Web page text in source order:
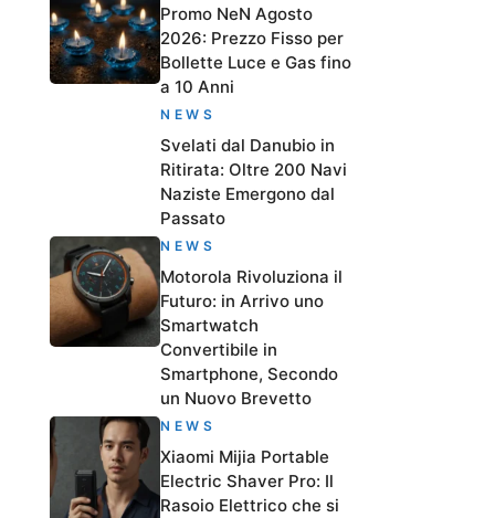
Promo NeN Agosto
2026: Prezzo Fisso per
Bollette Luce e Gas fino
a 10 Anni
NEWS
Svelati dal Danubio in
Ritirata: Oltre 200 Navi
Naziste Emergono dal
Passato
NEWS
Motorola Rivoluziona il
Futuro: in Arrivo uno
Smartwatch
Convertibile in
Smartphone, Secondo
un Nuovo Brevetto
NEWS
Xiaomi Mijia Portable
Electric Shaver Pro: Il
Rasoio Elettrico che si